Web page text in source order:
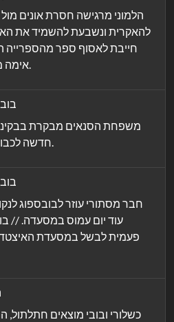
הלמוני מרגישה חסרת אונים מול
להאקרית ונשבעת להשמיד את
חייבת לאסוף ספר
אימה מחריד. כ' עב'. מדובב. ש.ח.
משפחת הסנאים מבקרת
חדשה לכבוד החג. כ' עב'. מדובב. ש.ח.
חבר מסתורי עוזר לבובספוג
עוד יום עמוס במסעדה. //
פעמית לבשל במסעדת
כשלורי ובובי מוצאים חתלתול,